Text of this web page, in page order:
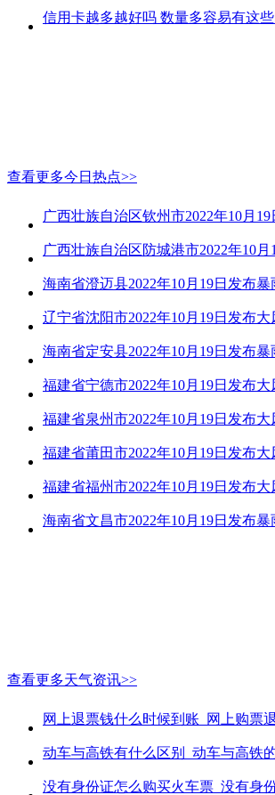
信用卡越多越好吗 数量多容易有这
查看更多今日热点>>
海南省澄迈县2022年10月19日发布
辽宁省沈阳市2022年10月19日发布
海南省定安县2022年10月19日发布
福建省宁德市2022年10月19日发布
福建省泉州市2022年10月19日发布
福建省莆田市2022年10月19日发布
福建省福州市2022年10月19日发布
海南省文昌市2022年10月19日发布
查看更多天气资讯>>
网上退票钱什么时候到账_网上购票
动车与高铁有什么区别_动车与高铁
没有身份证怎么购买火车票_没有身